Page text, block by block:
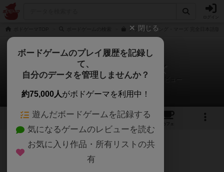
テラフォーミング・マーズ 完全日本語版
テラフォーミングマーズ
KESUKE@BCキャットイベント広報さんのレビュー
92 7 102
カフェ
604名 0名 0 7年以上前
閉じる
ボードゲームのプレイ履歴を記録し
て、
自分のデータを管理しませんか？
約75,000人がボドゲーマを利用中！
遊んだボードゲームを記録する
気になるゲームのレビューを読む
お気に入り作品・所有リストの共
有